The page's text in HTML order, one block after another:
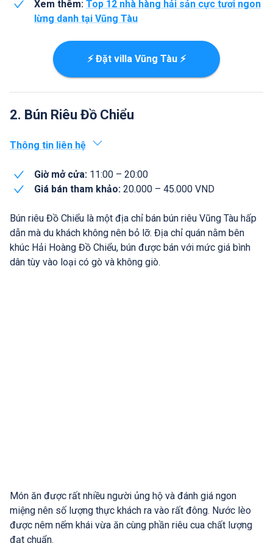
Xem thêm: Top 12 nhà hàng hải sản cực tươi ngon
lừng danh tại Vũng Tàu
⚡ Đặt villa Vũng Tàu ⚡
2. Bún Riêu Đồ Chiểu
Thông tin liên hệ
Giờ mở cửa: 11:00 – 20:00
Giá bán tham khảo: 20.000 – 45.000 VND
Bún riêu Đồ Chiểu là một địa chỉ bán bún riêu Vũng Tàu hấp
dẫn mà du khách không nên bỏ lỡ. Địa chỉ quán nằm bên
khúc Hải Hoàng Đồ Chiểu, bún được bán với mức giá bình
dân tùy vào loại có gò và không giò.
Món ăn được rất nhiều người ủng hộ và đánh giá ngon
miệng nên số lượng thực khách ra vào rất đông. Nước lèo
được nêm nếm khái vừa ăn cùng phần riêu cua chất lượng
đạt chuẩn.